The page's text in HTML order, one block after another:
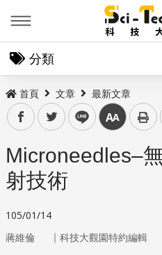
分類
首頁 文章 最新文章
facebooktwitter line 中
Microneedles–
射技術
105/01/14
蔣維倫 ｜ 科技大觀園特約編輯